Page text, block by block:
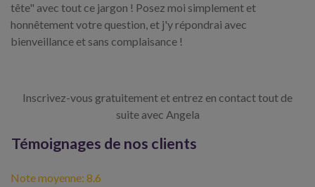
tête" avec tout ce jargon ! Posez moi simplement et
honnêtement votre question, et j'y répondrai avec
bienveillance et sans complaisance !
Inscrivez-vous gratuitement et entrez en contact tout de
suite avec Angela
Témoignages de nos clients
Note moyenne: 8.6